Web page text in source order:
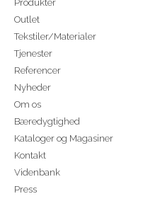
Produkter
Outlet
Tekstiler/Materialer
Tjenester
Referencer
Nyheder
Om os
Bæredygtighed
Kataloger og Magasiner
Kontakt
Videnbank
Press